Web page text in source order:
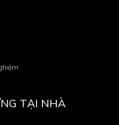
TẠI NHÀ